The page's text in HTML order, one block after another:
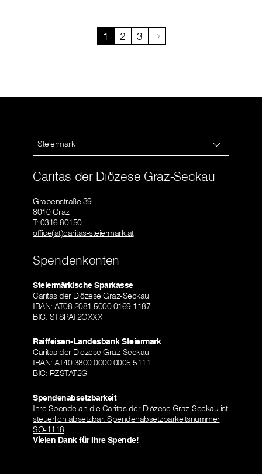
1 2 3
Steiermark
Caritas der Diözese Graz-Seckau
Grabenstraße 39
8010 Graz
T: 0316 80150
office(at)caritas-steiermark.at
Spendenkonten
Steiermärkische Sparkasse
Caritas der Diözese Graz-Seckau
IBAN: AT08 2081 5000 0169 1187
BIC: STSPAT2GXXX
Raiffeisen-Landesbank Steiermark
Caritas der Diözese Graz-Seckau
IBAN: AT40 3800 0000 0005 5111
BIC: RZSTAT2G
Spendenabsetzbarkeit
Ihre Spende an die Caritas der Diözese Graz-Seckau ist
steuerlich absetzbar. Spendenabsetzbarkeitsnummer
SO-1118
Vielen Dank für Ihre Spende!